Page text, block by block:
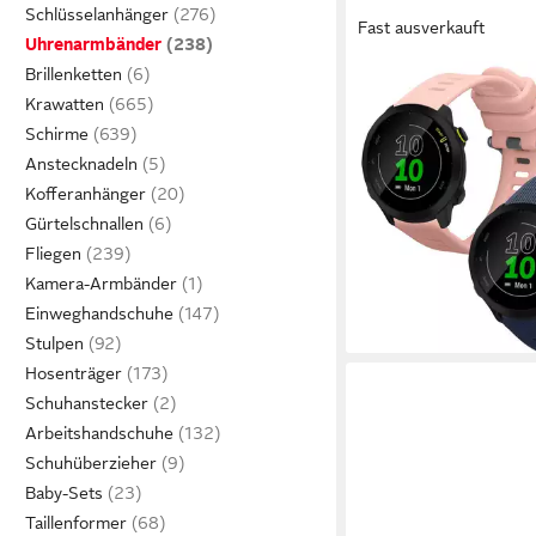
Schlüsselanhänger
Uhrenarmbänder
Brillenketten
Krawatten
Schirme
Anstecknadeln
Kofferanhänger
Gürtelschnallen
Fliegen
Kamera-Armbänder
Einweghandschuhe
Stulpen
Hosenträger
Schuhanstecker
Arbeitshandschuhe
Schuhüberzieher
Baby-Sets
Taillenformer
Fast ausverkauft
KWMOBILE
Uhrenarmband 2x
Garmin Forerunner
165 / 245 / 645,
Band Set aus TPU
Ersatzarmband
9,99 €
(5,00 €/ 1 Stk)
lieferbar - in 2-3